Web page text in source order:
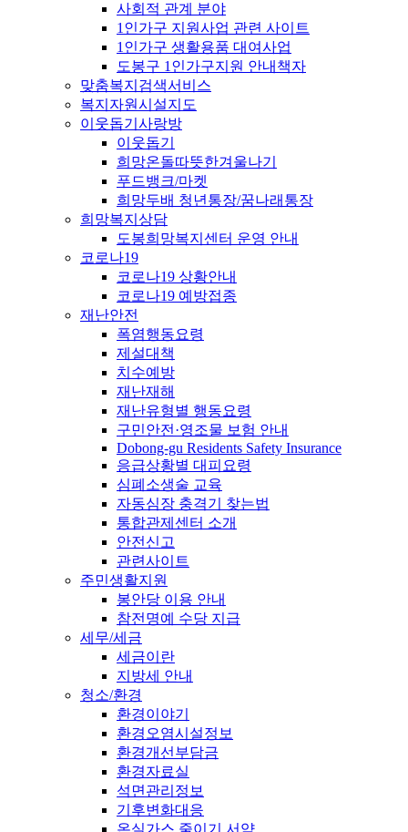
사회적 관계 분야
1인가구 지원사업 관련 사이트
1인가구 생활용품 대여사업
도봉구 1인가구지원 안내책자
맞춤복지검색서비스
복지자원시설지도
이웃돕기사랑방
이웃돕기
희망온돌따뜻한겨울나기
푸드뱅크/마켓
희망두배 청년통장/꿈나래통장
희망복지상담
도봉희망복지센터 운영 안내
코로나19
코로나19 상황안내
코로나19 예방접종
재난안전
폭염행동요령
제설대책
치수예방
재난재해
재난유형별 행동요령
구민안전·영조물 보험 안내
Dobong-gu Residents Safety Insurance
응급상황별 대피요령
심폐소생술 교육
자동심장 충격기 찾는법
통합관제센터 소개
안전신고
관련사이트
주민생활지원
봉안당 이용 안내
참전명예 수당 지급
세무/세금
세금이란
지방세 안내
청소/환경
환경이야기
환경오염시설정보
환경개선부담금
환경자료실
석면관리정보
기후변화대응
온실가스 줄이기 서약